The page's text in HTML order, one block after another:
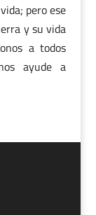
pero ese
y su vida
a todos
ayude a